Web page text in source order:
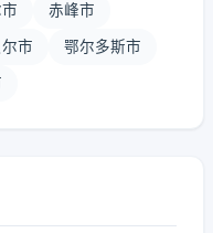
赤峰市
市 鄂尔多斯市